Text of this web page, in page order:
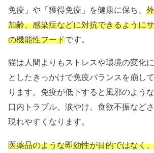
免疫」や「獲得免疫」を健康に保ち、
加齢、感染症などに対抗できるように
の機能性フードです。
猫は人間よりもストレスや環境の変化
としたきっかけで免疫バランスを崩し
ります。免疫が低下すると風邪のよう
口内トラブル、涙やけ、食欲不振など
現れやすくなります。
医薬品のような即効性が目的ではなく